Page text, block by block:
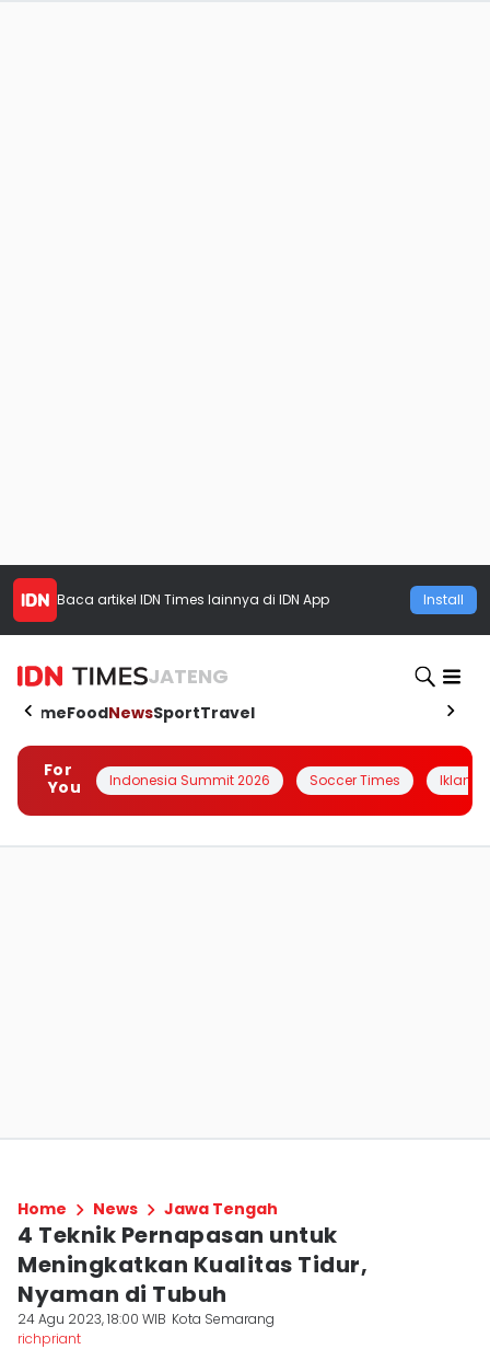
Baca artikel IDN Times lainnya di IDN App Install
JATENG
HomeFoodNewsSportTravel
For
You
Indonesia Summit 2026 Soccer Times Iklanin
Home News Jawa Tengah
4 Teknik Pernapasan untuk
Meningkatkan Kualitas Tidur,
Nyaman di Tubuh
24 Agu 2023, 18:00 WIB Kota Semarang
richpriant